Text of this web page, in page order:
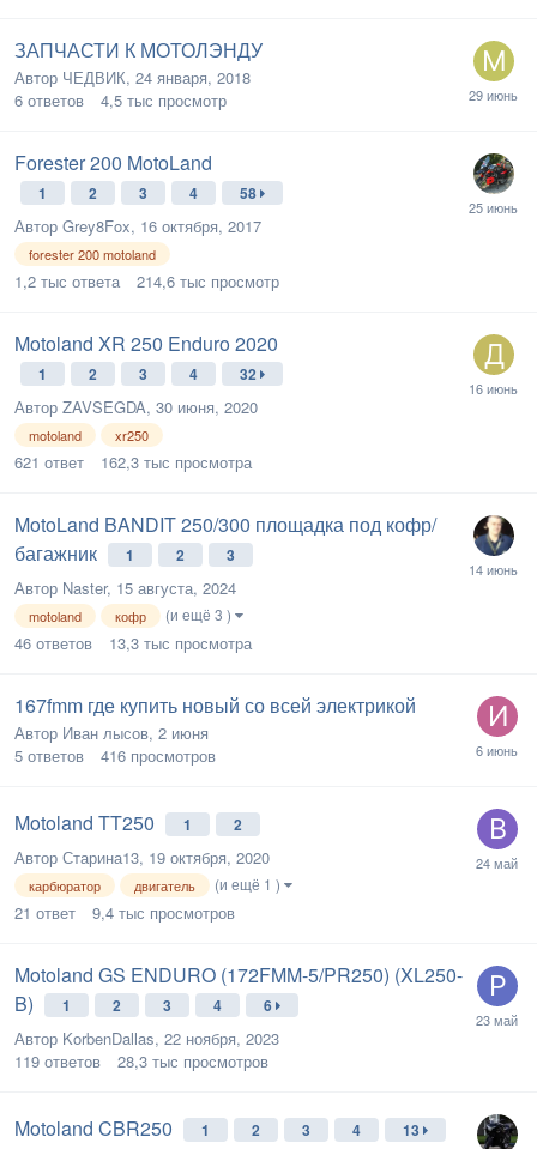
ЗАПЧАСТИ К МОТОЛЭНДУ
Автор ЧЕДВИК, 24 января, 2018
6 ответов 4,5 тыс просмотр
Forester 200 MotoLand
1 2 3 4 58
Автор Grey8Fox, 16 октября, 2017
forester 200 motoland
1,2 тыс ответа 214,6 тыс просмотр
Motoland XR 250 Enduro 2020
1 2 3 4 32
Автор ZAVSEGDA, 30 июня, 2020
motoland xr250
621 ответ 162,3 тыс просмотра
MotoLand BANDIT 250/300 площадка под кофр/
багажник
1 2 3
Автор Naster, 15 августа, 2024
motoland кофр (и ещё 3 )
46 ответов 13,3 тыс просмотра
167fmm где купить новый со всей электрикой
Автор Иван лысов, 2 июня
5 ответов 416 просмотров
Motoland TT250 1 2
Автор Старина13, 19 октября, 2020
карбюратор двигатель (и ещё 1 )
21 ответ 9,4 тыс просмотров
Motoland GS ENDURO (172FMM-5/PR250) (XL250-
B)
1 2 3 4 6
Автор KorbenDallas, 22 ноября, 2023
119 ответов 28,3 тыс просмотров
Motoland CBR250 1 2 3 4 13